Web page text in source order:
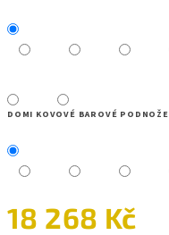
DOMI KOVOVÉ BAROVÉ PODNOŽE
18 268 Kč